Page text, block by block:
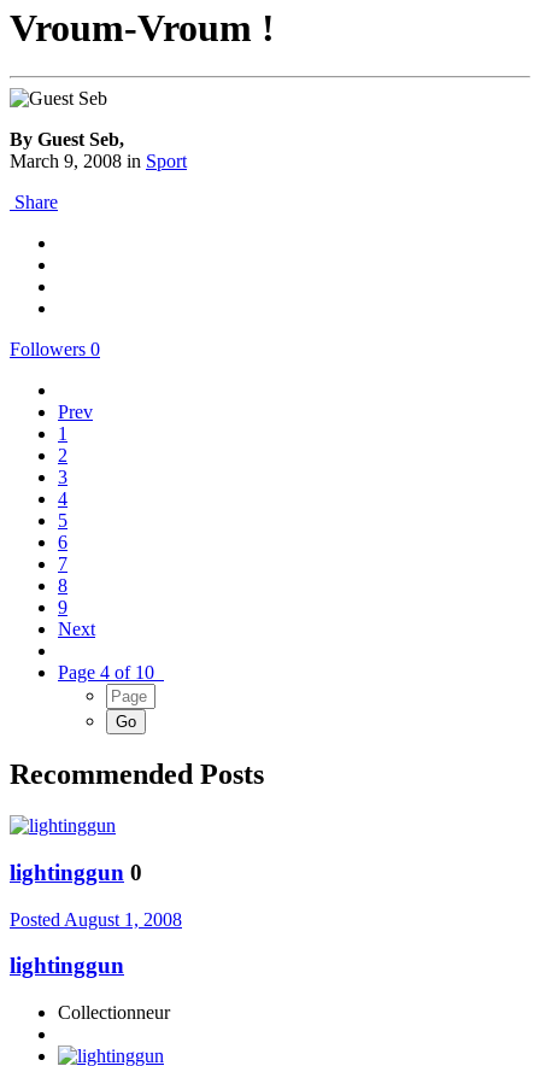
Vroum-Vroum !
By Guest Seb,
March 9, 2008 in Sport
Share
Followers 0
Prev
1
2
3
4
5
6
7
8
9
Next
Page 4 of 10
Recommended Posts
lightinggun 0
Posted August 1, 2008
lightinggun
Collectionneur